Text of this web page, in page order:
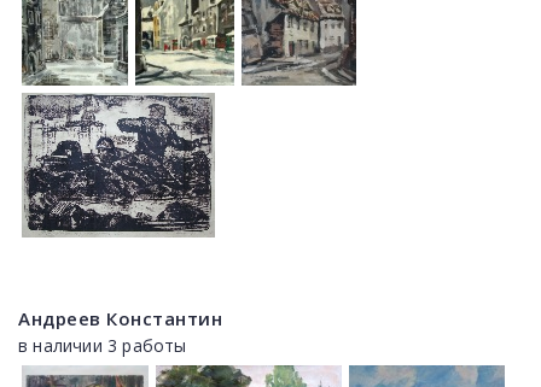
Андреев Константин
в наличии 3 работы